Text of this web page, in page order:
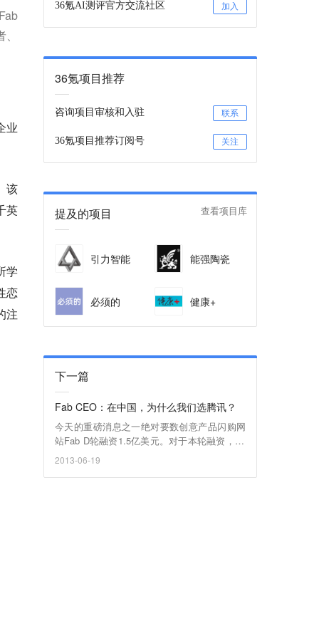
业
该
英
学
恋
注
36氪AI测评官方交流社区 加入
36氪项目推荐
咨询项目审核和入驻 联系
36氪项目推荐订阅号 关注
提及的项目 查看项目库
引力智能 能强陶瓷
必须的 健康+
下一篇
Fab CEO：在中国，为什么我们选腾讯？
今天的重磅消息之一绝对要数创意产品闪购网
站Fab D轮融资1.5亿美元。对于本轮融资，Fa
b CEO Jason Goldberg有这样一句解释：“如果
2013-06-19